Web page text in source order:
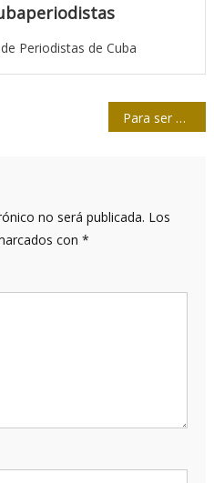
Periodistas de Cuba
Para ser mejores periodistas
no será publicada. Los
con *